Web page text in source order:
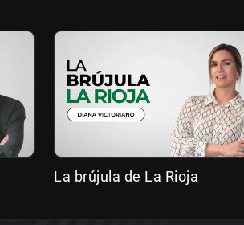
La brújula de La Rioja